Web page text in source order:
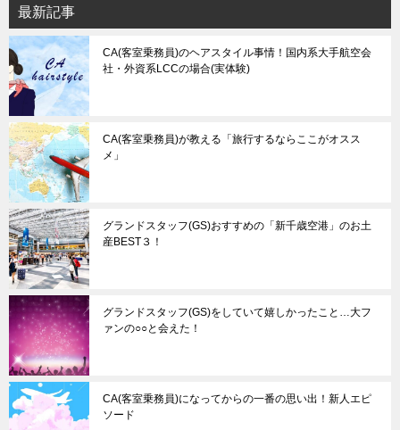
最新記事
CA(客室乗務員)のヘアスタイル事情！国内系大手航空会
社・外資系LCCの場合(実体験)
CA(客室乗務員)が教える「旅行するならここがオスス
メ」
グランドスタッフ(GS)おすすめの「新千歳空港」のお土
産BEST３！
グランドスタッフ(GS)をしていて嬉しかったこと…大フ
ァンの○○と会えた！
CA(客室乗務員)になってからの一番の思い出！新人エピ
ソード